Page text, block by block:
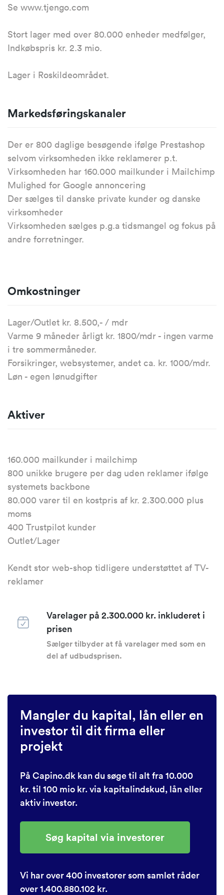
Se www.tjengo.com
Stort lager med over 80.000 enheder medfølger,
Indkøbspris kr. 2.3 mio.
Lager i Roskildeområdet.
Markedsføringskanaler
Der er 800 daglige besøgende ifølge Prestashop
selvom virksomheden ikke reklamerer p.t.
Virksomheden har 160.000 mailkunder i Mailchimp
Mulighed for Google annoncering
Der sælges til danske private kunder og danske
virksomheder
Virksomheden sælges p.g.a tidsmangel og fokus på
andre forretninger.
Omkostninger
Lager/Outlet kr. 8.500,- / mdr
Varme 9 måneder årligt kr. 1800/mdr - ingen varme
i tre sommermåneder.
Forsikringer, websystemer, andet ca. kr. 1000/mdr.
Løn - egen lønudgifter
Aktiver
160.000 mailkunder i mailchimp
800 unikke brugere per dag uden reklamer ifølge
systemets backbone
80.000 varer til en kostpris af kr. 2.300.000 plus
moms
400 Trustpilot kunder
Outlet/Lager
Kendt stor web-shop tidligere understøttet af TV-
reklamer
Varelager på 2.300.000 kr. inkluderet i
prisen
Sælger tilbyder at få varelager med som en
del af udbudsprisen.
Mangler du kapital, lån eller en
investor til dit firma eller
projekt
På Capino.dk kan du søge til alt fra 10.000
kr. til 100 mio kr. via kapitalindskud, lån eller
aktiv investor.
Søg kapital via investorer
Vi har over 400 investorer som samlet råder
over 1.400.880.102 kr.